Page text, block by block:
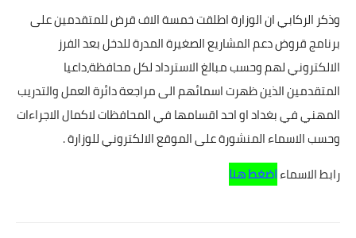
وذكر الركابي ان الوزارة اطلقت خمسة الاف قرض للمتقدمين على
برنامج قروض دعم المشاريع الصغيرة المدرة للدخل بعد الفرز
الالكتروني لهم وحسب مبالغ الاسترداد لكل محافظة،داعيا
المتقدمين الذين ظهرت اسمائهم الى مراجعة دائرة العمل والتدريب
المهني في بغداد او احد اقسامها في المحافظات لاكمال الاجراءات
وحسب الاسماء المنشورة على الموقع الالكتروني للوزارة .
رابط الاسماءاضغط هنا